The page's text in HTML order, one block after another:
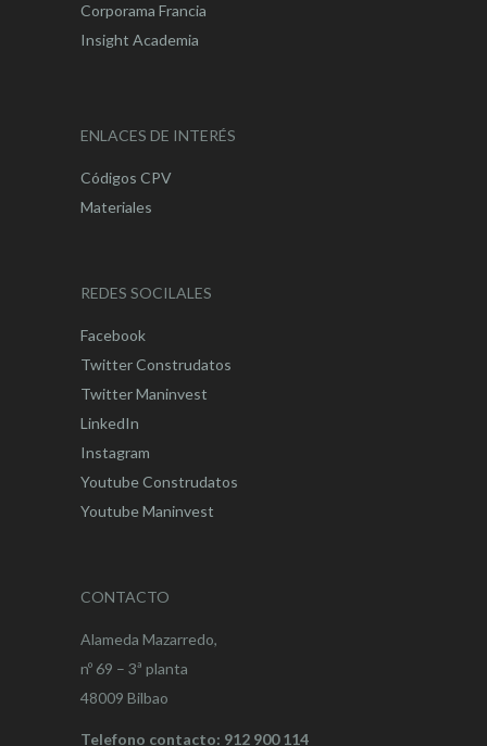
Corporama Francia
Insight Academia
ENLACES DE INTERÉS
Códigos CPV
Materiales
REDES SOCILALES
Facebook
Twitter Construdatos
Twitter Maninvest
LinkedIn
Instagram
Youtube Construdatos
Youtube Maninvest
CONTACTO
Alameda Mazarredo,
nº 69 – 3ª planta
48009 Bilbao
Telefono contacto: 912 900 114